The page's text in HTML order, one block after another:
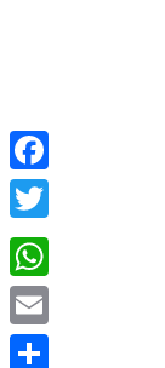
Facebook
Twitter
WhatsApp
Email